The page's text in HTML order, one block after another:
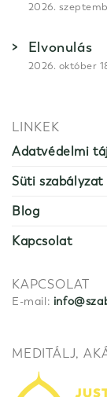
2026.
Elvonulás
2026. október
LINKEK
Adatvédelmi
Süti szabályzat
Blog
Kapcsolat
KAPCSOLAT
E-mail:
MEDITÁLJ,